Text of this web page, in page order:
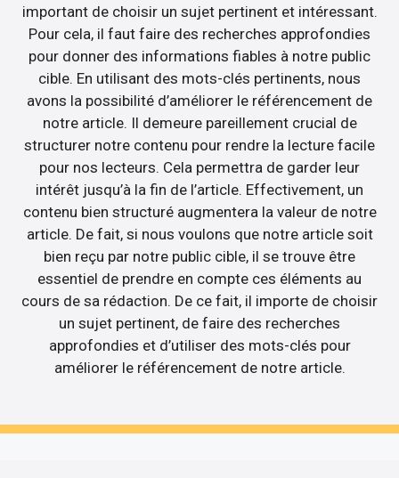
important de choisir un sujet pertinent et intéressant.
Pour cela, il faut faire des recherches approfondies
pour donner des informations fiables à notre public
cible. En utilisant des mots-clés pertinents, nous
avons la possibilité d’améliorer le référencement de
notre article. Il demeure pareillement crucial de
structurer notre contenu pour rendre la lecture facile
pour nos lecteurs. Cela permettra de garder leur
intérêt jusqu’à la fin de l’article. Effectivement, un
contenu bien structuré augmentera la valeur de notre
article. De fait, si nous voulons que notre article soit
bien reçu par notre public cible, il se trouve être
essentiel de prendre en compte ces éléments au
cours de sa rédaction. De ce fait, il importe de choisir
un sujet pertinent, de faire des recherches
approfondies et d’utiliser des mots-clés pour
améliorer le référencement de notre article.